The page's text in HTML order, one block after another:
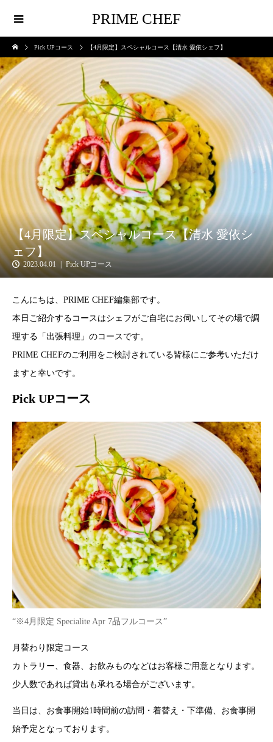
PRIME CHEF
Pick UPコース 【4月限定】スペシャルコース【清水 愛依シェフ】
【4月限定】スペシャルコース【清水 愛依シ
ェフ】
2023.04.01 Pick UPコース
こんにちは、PRIME CHEF編集部です。
本日ご紹介するコースはシェフがご自宅にお伺いしてその場で調
理する「出張料理」のコースです。
PRIME CHEFのご利用をご検討されている皆様にご参考いただけ
ますと幸いです。
Pick UPコース
“※4月限定 Specialite Apr 7品フルコース”
月替わり限定コース
カトラリー、食器、お飲みものなどはお客様ご用意となります。
少人数であれば貸出も承れる場合がございます。
当日は、お食事開始1時間前の訪問・着替え・下準備、お食事開
始予定となっております。